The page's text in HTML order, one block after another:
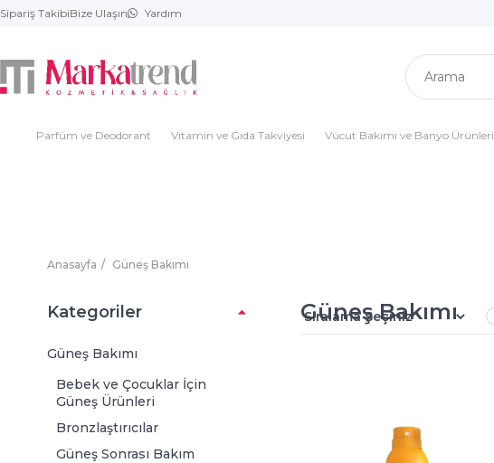
Sipariş TakibiBize Ulaşın Yardım
Parfüm ve Deodorant Vitamin ve Gıda Takviyesi Vücut Bakımı ve Banyo Ürünleri
Anasayfa Güneş Bakımı
Kategoriler
Güneş Bakımı
Bebek ve Çocuklar İçin
Güneş Ürünleri
Bronzlaştırıcılar
Güneş Sonrası Bakım
Güneş Bakımı